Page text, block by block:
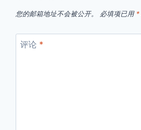
您的邮箱地址不会被公开。 必填项已用 *
评论 *